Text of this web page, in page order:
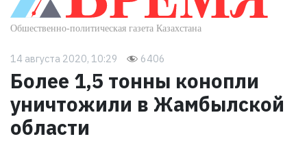
14 августа 2020, 10:29 6406
Более 1,5 тонны конопли
уничтожили в Жамбылской
области